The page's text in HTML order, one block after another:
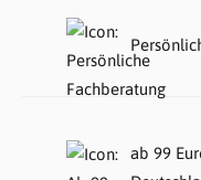
ab 99